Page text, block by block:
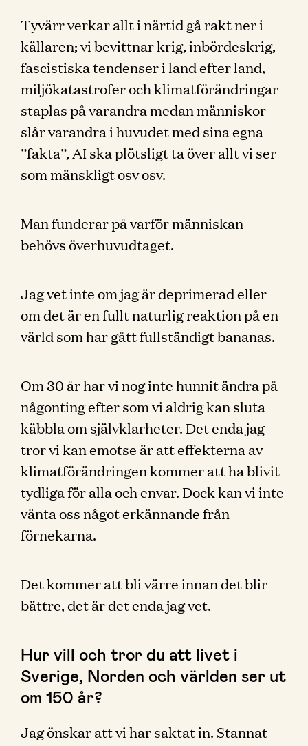
Tyvärr verkar allt i närtid gå rakt ner i
källaren; vi bevittnar krig, inbördeskrig,
fascistiska tendenser i land efter land,
miljökatastrofer och klimatförändringar
staplas på varandra medan människor
slår varandra i huvudet med sina egna
”fakta”, AI ska plötsligt ta över allt vi ser
som mänskligt osv osv.
Man funderar på varför människan
behövs överhuvudtaget.
Jag vet inte om jag är deprimerad eller
om det är en fullt naturlig reaktion på en
värld som har gått fullständigt bananas.
Om 30 år har vi nog inte hunnit ändra på
någonting efter som vi aldrig kan sluta
käbbla om självklarheter. Det enda jag
tror vi kan emotse är att effekterna av
klimatförändringen kommer att ha blivit
tydliga för alla och envar. Dock kan vi inte
vänta oss något erkännande från
förnekarna.
Det kommer att bli värre innan det blir
bättre, det är det enda jag vet.
Hur vill och tror du att livet i
Sverige, Norden och världen ser ut
om 150 år?
Jag önskar att vi har saktat in. Stannat